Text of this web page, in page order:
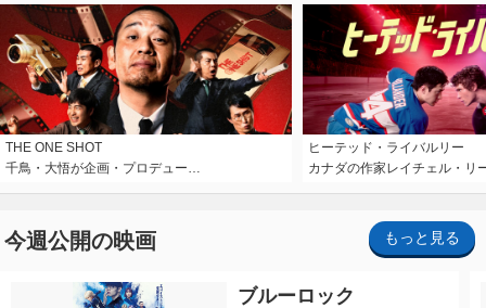
THE ONE SHOT
千鳥・大悟が企画・プロデュー…
ヒーテッド・ライバルリー
カナダの作家レイチェル・リ
今週公開の映画 もっと見る
ブルーロック